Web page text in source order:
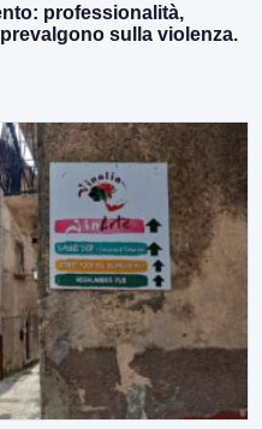
professionalità,
sulla violenza.